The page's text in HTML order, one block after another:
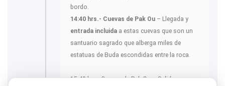
bordo.
14:40 hrs.- Cuevas de Pak Ou – Llegada y
entrada incluida a estas cuevas que son un
santuario sagrado que alberga miles de
estatuas de Buda escondidas entre la roca.
15:40 hrs.- Cuevas de Pak Ou – Salida.